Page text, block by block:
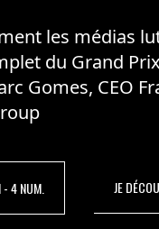
les médias
du Grand
Gomes, CEO
- 4 NUM. JE